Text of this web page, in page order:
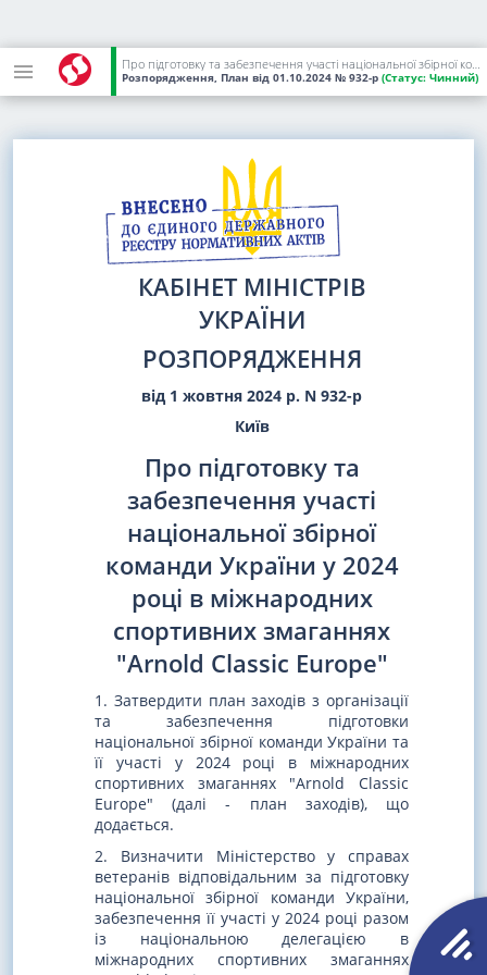
Про підготовку та забезпечення участі національної збірної команди України у 2024 році в міжнародних спортивних змаганнях "Arnold Classic Europe"
Розпорядження, План від 01.10.2024 № 932-р (Статус: Чинний)
КАБІНЕТ МІНІСТРІВ
УКРАЇНИ
РОЗПОРЯДЖЕННЯ
від 1 жовтня 2024 р. N 932-р
Київ
Про підготовку та
забезпечення участі
національної збірної
команди України у 2024
році в міжнародних
спортивних змаганнях
"Arnold Classic Europe"
1. Затвердити план заходів з організації
та забезпечення підготовки
національної збірної команди України та
її участі у 2024 році в міжнародних
спортивних змаганнях "Arnold Classic
Europe" (далі - план заходів), що
додається.
2. Визначити Міністерство у справах
ветеранів відповідальним за підготовку
національної збірної команди України,
забезпечення її участі у 2024 році разом
із національною делегацією в
міжнародних спортивних змаганнях